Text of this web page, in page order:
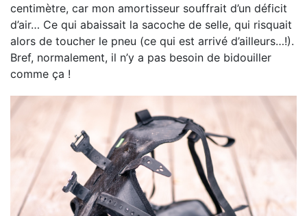
centimètre, car mon amortisseur souffrait d’un déficit
d’air… Ce qui abaissait la sacoche de selle, qui risquait
alors de toucher le pneu (ce qui est arrivé d’ailleurs…!).
Bref, normalement, il n’y a pas besoin de bidouiller
comme ça !